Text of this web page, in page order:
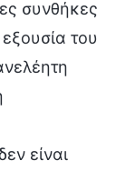
συνθήκες
του
είναι